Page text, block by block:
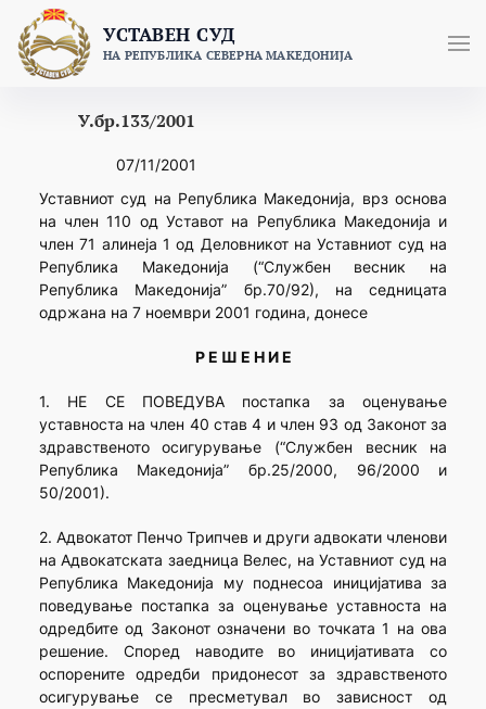
content
УСТАВЕН СУД
НА РЕПУБЛИКА СЕВЕРНА МАКЕДОНИЈА
У.бр.133/2001
07/11/2001
Уставниот суд на Република Македонија, врз основа
на член 110 од Уставот на Република Македонија и
член 71 алинеја 1 од Деловникот на Уставниот суд на
Република Македонија (“Службен весник на
Република Македонија” бр.70/92), на седницата
одржана на 7 ноември 2001 година, донесе
Р Е Ш Е Н И Е
1. НЕ СЕ ПОВЕДУВА постапка за оценување
уставноста на член 40 став 4 и член 93 од Законот за
здравственото осигурување (“Службен весник на
Република Македонија” бр.25/2000, 96/2000 и
50/2001).
2. Адвокатот Пенчо Трипчев и други адвокати членови
на Адвокатската заедница Велес, на Уставниот суд на
Република Македонија му поднесоа иницијатива за
поведување постапка за оценување уставноста на
одредбите од Законот означени во точката 1 на ова
решение. Според наводите во иницијативата со
оспорените одредби придонесот за здравственото
осигурување се пресметувал во зависност од